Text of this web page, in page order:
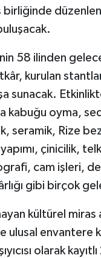
birliğinde
58 ilinden
kurulan
sunacak.
kabuğu oyma,
seramik, Rize
çinicilik,
cam işleri,
gibi birçok
kültürel miras
ulusal envantere
olarak